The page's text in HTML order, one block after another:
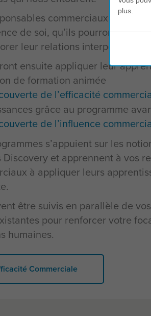
commerciaux
de soi, qu’ils pourront
leur relations
ensuite appliquer leur
de formation animée
de l’efficacité
grâce au programme
de l’influence
s’appuient sur les
Discovery et apprennent à vos
à appliquer leurs
être suivis en parallèle de
pour renforcer votre
humaines.
Commerciale
plus.